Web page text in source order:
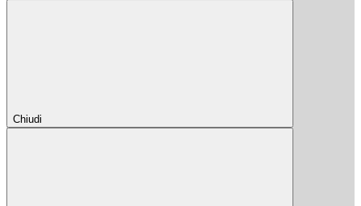
Chiudi